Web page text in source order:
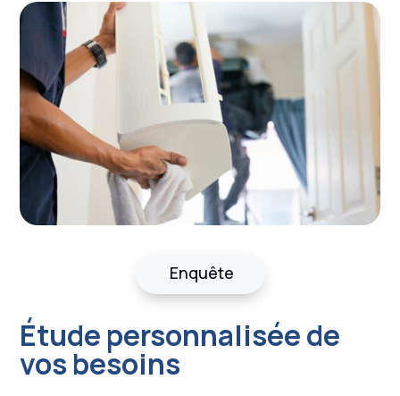
Enquête
Étude personnalisée de
vos besoins